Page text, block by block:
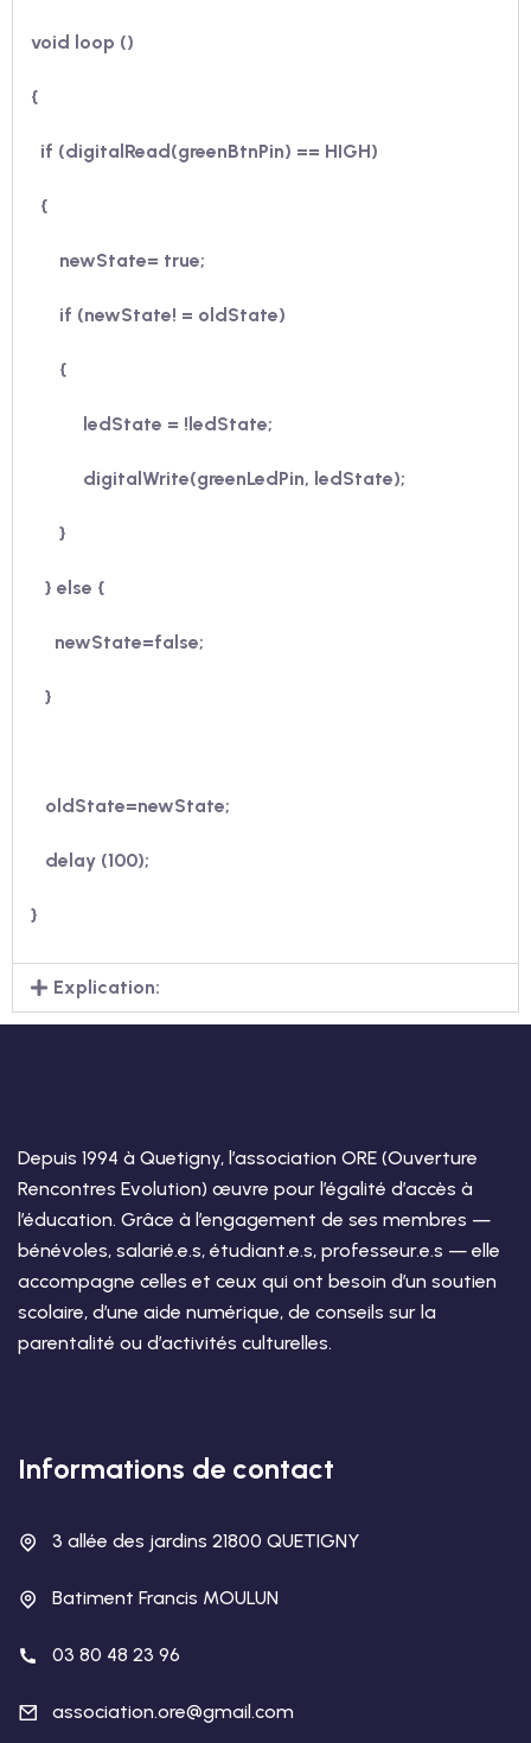
void loop ()
{
if (digitalRead(greenBtnPin) == HIGH)
{
newState= true;
if (newState! = oldState)
{
ledState = !ledState;
digitalWrite(greenLedPin, ledState);
}
} else {
newState=false;
}
oldState=newState;
delay (100);
}
Explication:
Depuis 1994 à Quetigny, l’association ORE (Ouverture
Rencontres Evolution) œuvre pour l’égalité d’accès à
l’éducation. Grâce à l’engagement de ses membres —
bénévoles, salarié.e.s, étudiant.e.s, professeur.e.s — elle
accompagne celles et ceux qui ont besoin d’un soutien
scolaire, d’une aide numérique, de conseils sur la
parentalité ou d’activités culturelles.
Informations de contact
3 allée des jardins 21800 QUETIGNY
Batiment Francis MOULUN
03 80 48 23 96
association.ore@gmail.com